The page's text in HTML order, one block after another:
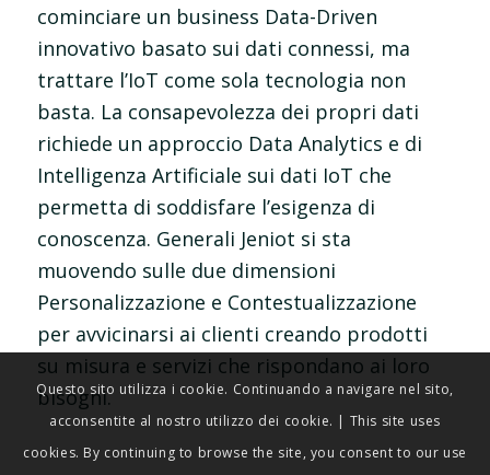
cominciare un business Data-Driven
innovativo basato sui dati connessi, ma
trattare l’IoT come sola tecnologia non
basta. La consapevolezza dei propri dati
richiede un approccio Data Analytics e di
Intelligenza Artificiale sui dati IoT che
permetta di soddisfare l’esigenza di
conoscenza. Generali Jeniot si sta
muovendo sulle due dimensioni
Personalizzazione e Contestualizzazione
per avvicinarsi ai clienti creando prodotti
su misura e servizi che rispondano ai loro
bisogni.
Questo sito utilizza i cookie. Continuando a navigare nel sito,
acconsentite al nostro utilizzo dei cookie. | This site uses
cookies. By continuing to browse the site, you consent to our use